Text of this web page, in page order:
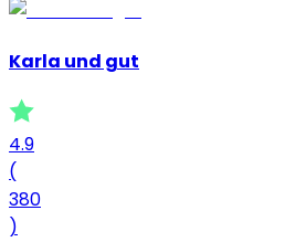
Karla und gut
4.9
(
380
)